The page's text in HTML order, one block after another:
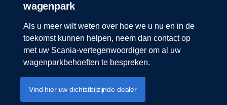
wagenpark
Als u meer wilt weten over hoe we u nu en in de
toekomst kunnen helpen, neem dan contact op
met uw Scania-vertegenwoordiger om al uw
wagenparkbehoeften te bespreken.
Vind hier uw dichtstbijzijnde dealer